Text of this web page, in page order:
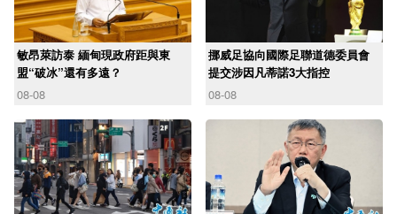
敏昂萊訪泰 緬甸現政府距與東
盟“破冰”還有多遠？
08-08
挪威足協向國際足聯道德委員會
提交涉因凡蒂諾3大指控
08-08